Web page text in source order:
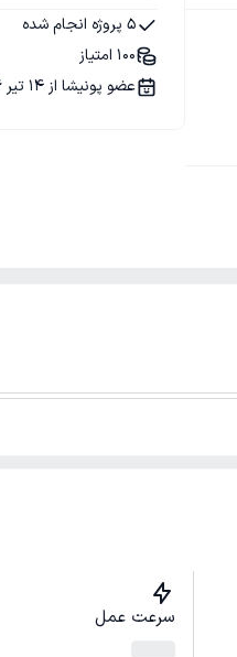
5 پروژه انجام شده
100 امتیاز
عضو پونیشا از 14 تیر 1396
سرعت عمل